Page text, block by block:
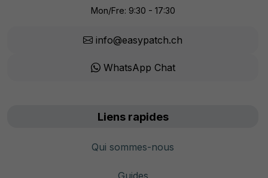
Mon/Fre: 9:30 - 17:30
info@easypatch.ch
WhatsApp Chat
Liens rapides
Qui sommes-nous